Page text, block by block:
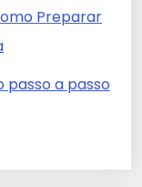
Preparar
passo a passo